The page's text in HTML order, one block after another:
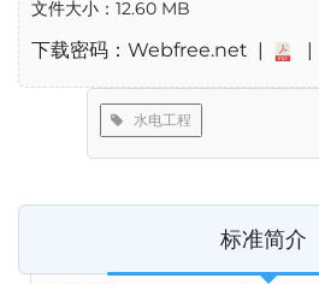
文件大小：12.60 MB
下载密码：Webfree.net | |
水电工程
标准简介